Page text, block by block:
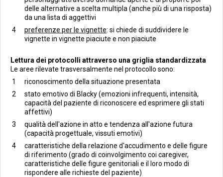
delle alternative a scelta multipla (anche più di una risposta)
da una lista di aggettivi
preferenze per le vignette: si chiede di suddividere le
vignette in vignette piaciute e non piaciute
Lettura dei protocolli attraverso una griglia standardizzata
Le aree rilevate trasversalmente nel protocollo sono:
riconoscimento della situazione presentata
stato emotivo di Blacky (emozioni infrequenti, intensità,
capacità del paziente di riconoscere ed esprimere gli stati
affettivi)
qualità dell'azione in atto e tendenza all'azione futura
(capacità progettuale, vissuti emotivi)
caratteristiche della relazione d'accudimento e delle figure
di riferimento (grado di coinvolgimento coi caregiver,
caratteristiche delle figure genitoriali e il loro modo di
rispondere alle richieste del paziente)